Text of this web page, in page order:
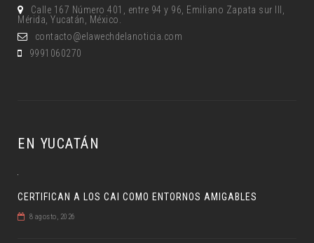
Calle 167 Número 401, entre 94 y 96, Emiliano Zapata sur lll,
Mérida, Yucatán, México.
contacto@elawechdelanoticia.com
9991060270
EN YUCATÁN
CERTIFICAN A LOS CAI COMO ENTORNOS AMIGABLES
8 agosto, 2026